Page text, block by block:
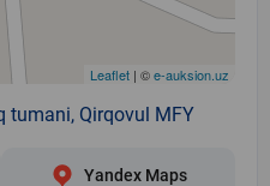
Leaflet | ©e-auksion.uz
tumani, Qirqovul MFY
Yandex Maps